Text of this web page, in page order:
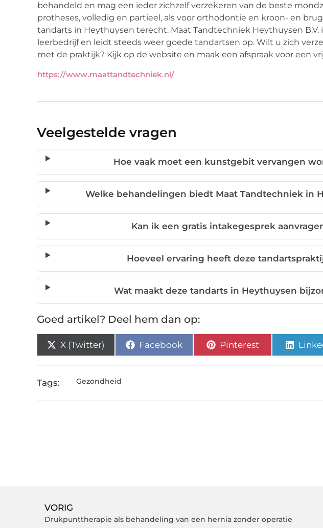
behandeld en mag een ieder zichzelf verzekeren van de beste
protheses, volledig en partieel, als voor orthodontie en kroon- en
tandarts in Heythuysen terecht. Maat Tandtechniek Heythuysen B.V.
leerbedrijf en leidt steeds weer goede tandartsen op. Wilt u zich
met de praktijk? Kijk op de website en maak een afspraak voor een
https://www.maattandtechniek.nl/
Veelgestelde vragen
Hoe vaak moet een kunstgebit vervangen
Welke behandelingen biedt Maat Tandtechniek in
Kan ik een gratis intakegesprek
Hoeveel ervaring heeft deze
Wat maakt deze tandarts in Heythuysen
Goed artikel? Deel hem dan op:
X (Twitter) Facebook Pinterest
Tags: Gezondheid
VORIG
Drukpunttherapie als behandeling van een hernia zonder operatie